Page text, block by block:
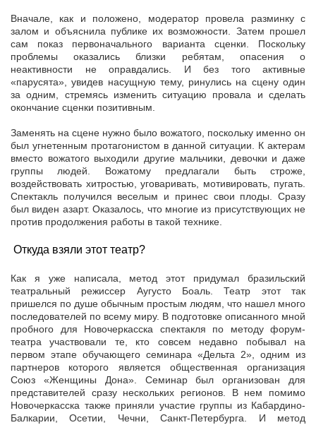
Вначале, как и положено, модератор провела разминку с
залом и объяснила публике их возможности. Затем прошел
сам показ первоначального варианта сценки. Поскольку
проблемы оказались близки ребятам, опасения о
неактивности не оправдались. И без того активные
«парусята», увидев насущную тему, ринулись на сцену один
за одним, стремясь изменить ситуацию провала и сделать
окончание сценки позитивным.
Заменять на сцене нужно было вожатого, поскольку именно он
был угнетенным протагонистом в данной ситуации. К актерам
вместо вожатого выходили другие мальчики, девочки и даже
группы людей. Вожатому предлагали быть строже,
воздействовать хитростью, уговаривать, мотивировать, пугать.
Спектакль получился веселым и принес свои плоды. Сразу
был виден азарт. Оказалось, что многие из присутствующих не
против продолжения работы в такой технике.
Откуда взяли этот театр?
Как я уже написала, метод этот придумал бразильский
театральный режиссер Аугусто Боаль. Театр этот так
пришелся по душе обычным простым людям, что нашел много
последователей по всему миру. В подготовке описанного мной
пробного для Новочеркасска спектакля по методу форум-
театра участвовали те, кто совсем недавно побывал на
первом этапе обучающего семинара «Дельта 2», одним из
партнеров которого является общественная организация
Союз «Женщины Дона». Семинар был организован для
представителей сразу нескольких регионов. В нем помимо
Новочеркасска также приняли участие группы из Кабардино-
Балкарии, Осетии, Чечни, Санкт-Петербурга. И метод